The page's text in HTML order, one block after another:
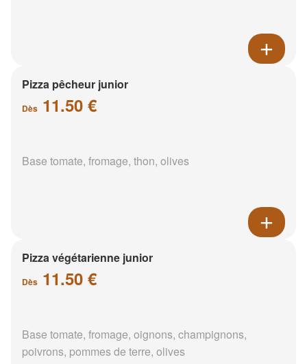
Pizza pêcheur junior
Dès 11.50 €
Base tomate, fromage, thon, olives
Pizza végétarienne junior
Dès 11.50 €
Base tomate, fromage, oignons, champignons,
poivrons, pommes de terre, olives